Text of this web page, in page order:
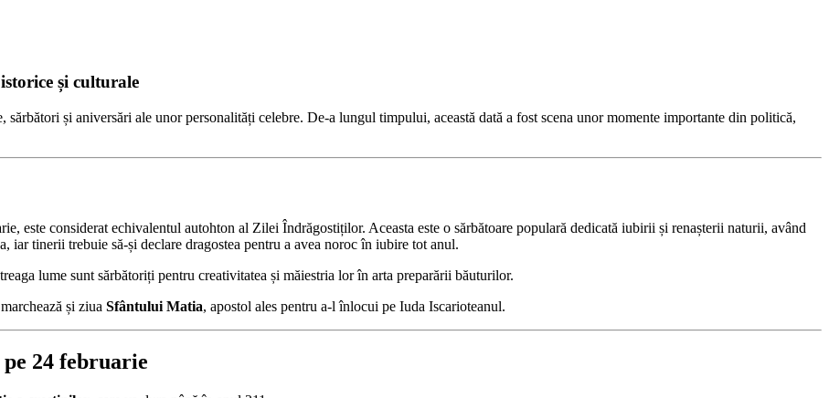
și culturale
sărbători și aniversări ale unor personalități celebre. De-a lungul timpului, această dată a fost scena unor momente importante din politică,
este considerat echivalentul autohton al Zilei Îndrăgostiților. Aceasta este o sărbătoare populară dedicată iubirii și renașterii naturii, având
iar tinerii trebuie să-și declare dragostea pentru a avea noroc în iubire tot anul.
lume sunt sărbătoriți pentru creativitatea și măiestria lor în arta preparării băuturilor.
și ziua Sfântului Matia, apostol ales pentru a-l înlocui pe Iuda Iscarioteanul.
24 februarie